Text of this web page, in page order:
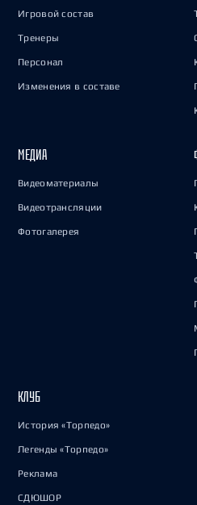
Игровой состав
Тренеры
Персонал
Изменения в составе
МЕДИА
Видеоматериалы
Видеотрансляции
Фотогалерея
КЛУБ
История «Торпедо»
Легенды «Торпедо»
Реклама
СДЮШОР